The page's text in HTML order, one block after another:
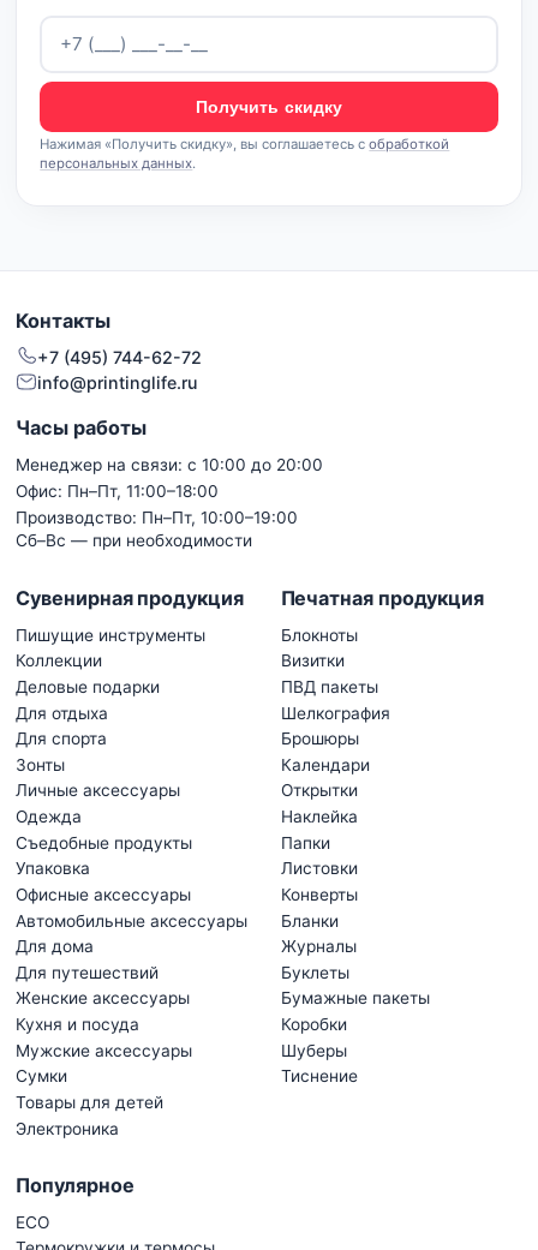
Получить скидку
Нажимая «Получить скидку», вы соглашаетесь собработкой
персональных данных.
Контакты
+7 (495) 744-62-72
info@printinglife.ru
Часы работы
Менеджер на связи: с 10:00 до 20:00
Офис: Пн–Пт, 11:00–18:00
Производство: Пн–Пт, 10:00–19:00
Сб–Вс — при необходимости
Сувенирная продукция
Пишущие инструменты
Коллекции
Деловые подарки
Для отдыха
Для спорта
Зонты
Личные аксессуары
Одежда
Съедобные продукты
Упаковка
Офисные аксессуары
Автомобильные аксессуары
Для дома
Для путешествий
Женские аксессуары
Кухня и посуда
Мужские аксессуары
Сумки
Товары для детей
Электроника
Печатная продукция
Блокноты
Визитки
ПВД пакеты
Шелкография
Брошюры
Календари
Открытки
Наклейка
Папки
Листовки
Конверты
Бланки
Журналы
Буклеты
Бумажные пакеты
Коробки
Шуберы
Тиснение
Популярное
ECO